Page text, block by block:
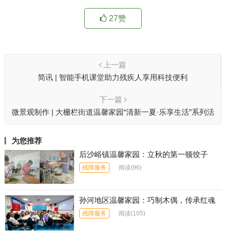
27赞
上一篇
简讯 | 智能手机课堂助力残疾人享用科技便利
下一篇
微景观制作 | 大栅栏街道温馨家园“清新一夏·乐享生活”系列活
为您推荐
后沙峪镇温馨家园：立秋的第一顿饺子
残障服务 阅读(96)
孙河地区温馨家园：巧制木偶，传承红魂
残障服务 阅读(105)